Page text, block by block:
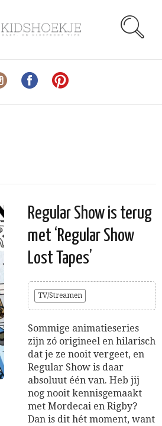
Regular Show is terug
met ‘Regular Show
Lost Tapes’
TV/Streamen
Sommige animatieseries
zijn zó origineel en hilarisch
dat je ze nooit vergeet, en
Regular Show is daar
absoluut één van. Heb jij
nog nooit kennisgemaakt
met Mordecai en Rigby?
Dan is dit hét moment, want